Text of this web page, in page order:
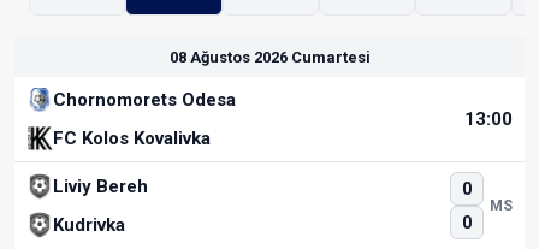
08 Ağustos 2026 Cumartesi
Chornomorets Odesa
FC Kolos Kovalivka
13:00
Liviy Bereh
Kudrivka
0
0
MS